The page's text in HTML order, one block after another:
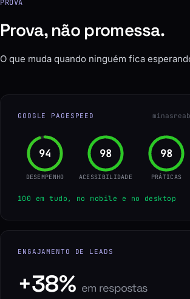
PROVA
Prova, não promessa.
O que muda quando ninguém fica
GOOGLE PAGESPEED
96
DESEMPENHO
100
ACESSIBILIDADE
100
PRÁTICAS
100 em tudo, no mobile e no desktop
ENGAJAMENTO DE LEADS
+38% em respostas